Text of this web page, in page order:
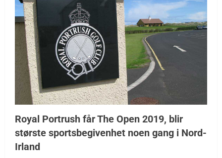
Royal Portrush får The Open 2019, blir
største sportsbegivenhet noen gang i Nord-
Irland